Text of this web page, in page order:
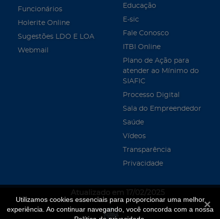
Utilizamos cookies essenciais para proporcionar uma melhor
experiência. Ao continuar navegando, você concorda com a nossa
Funcionários
Holerite Online
Sugestões LDO E LOA
Webmail
Educação
E-sic
Fale Conosco
ITBI Online
Plano de Ação para
atender ao Mínimo do
SIAFIC
Processo Digital
Sala do Empreendedor
Saúde
Vídeos
Transparência
Privacidade
Atualizado em 17/02/2025